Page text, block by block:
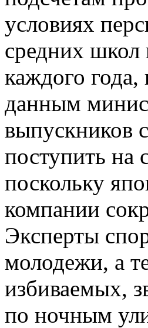
условиях
средних школ
каждого
данным
выпускников
поступить на
поскольку
компании
Эксперты
молодежи, а
избиваемых,
по ночным